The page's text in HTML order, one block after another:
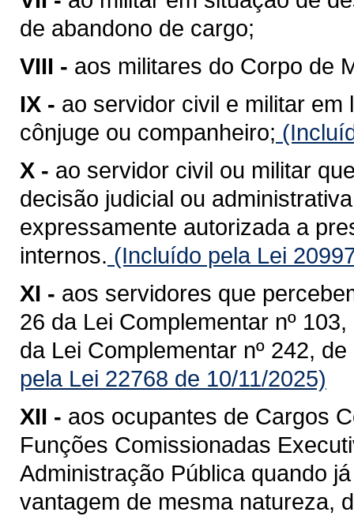
de abandono de cargo;
VIII - aos militares do Corpo de
IX - ao servidor civil e militar
cônjuge ou companheiro;
X - ao servidor civil ou militar
decisão judicial ou
expressamente autorizada a
internos. (Incluído pela Lei
XI - aos servidores que
26 da Lei Complementar nº
da Lei Complementar nº 242,
pela Lei 22768 de 10/11/2025)
XII - aos ocupantes de Cargos
Funções Comissionadas
Administração Pública quando
vantagem de mesma natureza,